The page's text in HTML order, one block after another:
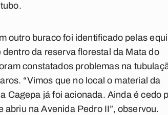
outro buraco foi identificado pelas
da reserva florestal da Mata do
constatados problemas na
“Vimos que no local o material da
Cagepa já foi acionada. Ainda é cedo
na Avenida Pedro II”, observou.